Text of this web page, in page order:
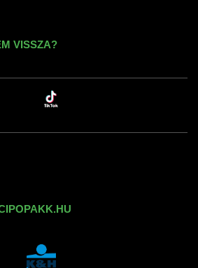
VISSZA?